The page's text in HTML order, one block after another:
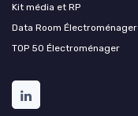
Kit média et RP
Data Room Électroménager
TOP 50 Électroménager